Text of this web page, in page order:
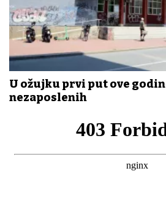
U ožujku prvi put ove
nezaposlenih